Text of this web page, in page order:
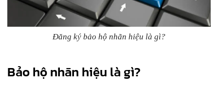
Đăng ký bảo hộ nhãn hiệu là gì?
Bảo hộ nhãn hiệu là gì?